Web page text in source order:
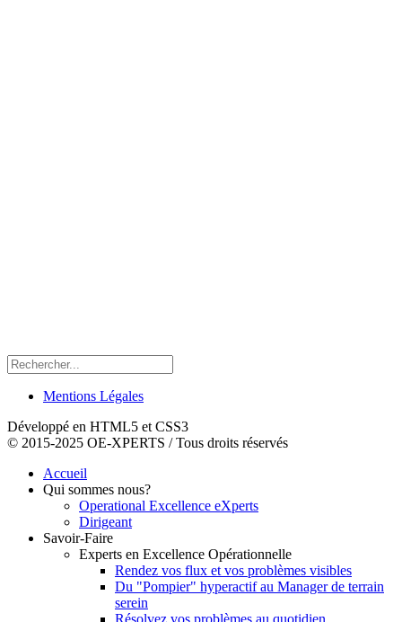
Mentions Légales
Développé en HTML5 et CSS3
© 2015-2025 OE-XPERTS / Tous droits réservés
Accueil
Qui sommes nous?
Operational Excellence eXperts
Dirigeant
Savoir-Faire
Experts en Excellence Opérationnelle
Rendez vos flux et vos problèmes visibles
Du "Pompier" hyperactif au Manager de terrain
serein
Résolvez vos problèmes au quotidien